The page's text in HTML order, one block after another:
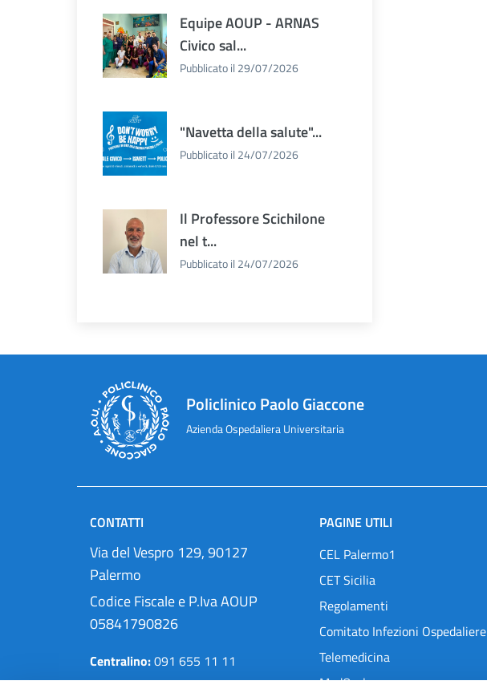
Equipe AOUP - ARNAS
Civico sal...
Pubblicato il 29/07/2026
"Navetta della salute"...
Pubblicato il 24/07/2026
Il Professore Scichilone
nel t...
Pubblicato il 24/07/2026
Policlinico Paolo Giaccone
Azienda Ospedaliera Universitaria
CONTATTI
Via del Vespro 129, 90127
Palermo
Codice Fiscale e P.Iva AOUP
05841790826
Centralino:091 655 11 11
Pec:protocollo@cert.policlinico.pa.it
PAGINE UTILI
CEL Palermo1
CET Sicilia
Regolamenti
Comitato Infezioni Ospedaliere
Telemedicina
MedOral